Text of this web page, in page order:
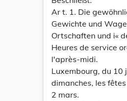
Ar t. 1. Die
Gewichte und
Ortschaften und i«
Heures de service
l'après-midi.
Luxembourg, du 10
dimanches, les
2 mars.